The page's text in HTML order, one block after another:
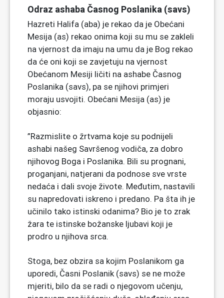
Odraz ashaba Časnog Poslanika (savs)
Hazreti Halifa (aba) je rekao da je Obećani
Mesija (as) rekao onima koji su mu se zakleli
na vjernost da imaju na umu da je Bog rekao
da će oni koji se zavjetuju na vjernost
Obećanom Mesiji ličiti na ashabe Časnog
Poslanika (savs), pa se njihovi primjeri
moraju usvojiti. Obećani Mesija (as) je
objasnio:
”Razmislite o žrtvama koje su podnijeli
ashabi našeg Savršenog vodiča, za dobro
njihovog Boga i Poslanika. Bili su prognani,
proganjani, natjerani da podnose sve vrste
nedaća i dali svoje živote. Međutim, nastavili
su napredovati iskreno i predano. Pa šta ih je
učinilo tako istinski odanima? Bio je to zrak
žara te istinske božanske ljubavi koji je
prodro u njihova srca.
Stoga, bez obzira sa kojim Poslanikom ga
uporedi, Časni Poslanik (savs) se ne može
mjeriti, bilo da se radi o njegovom učenju,